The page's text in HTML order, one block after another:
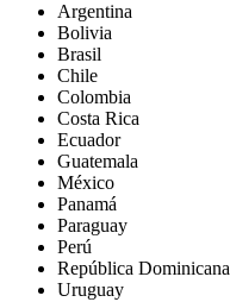
Argentina
Bolivia
Brasil
Chile
Colombia
Costa Rica
Ecuador
Guatemala
México
Panamá
Paraguay
Perú
República Dominicana
Uruguay